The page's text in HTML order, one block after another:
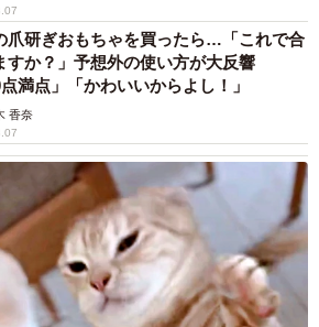
爪研ぎおもちゃを買ったら…「これで合
すか？」予想外の使い方が大反響
点満点」「かわいいからよし！」
香奈